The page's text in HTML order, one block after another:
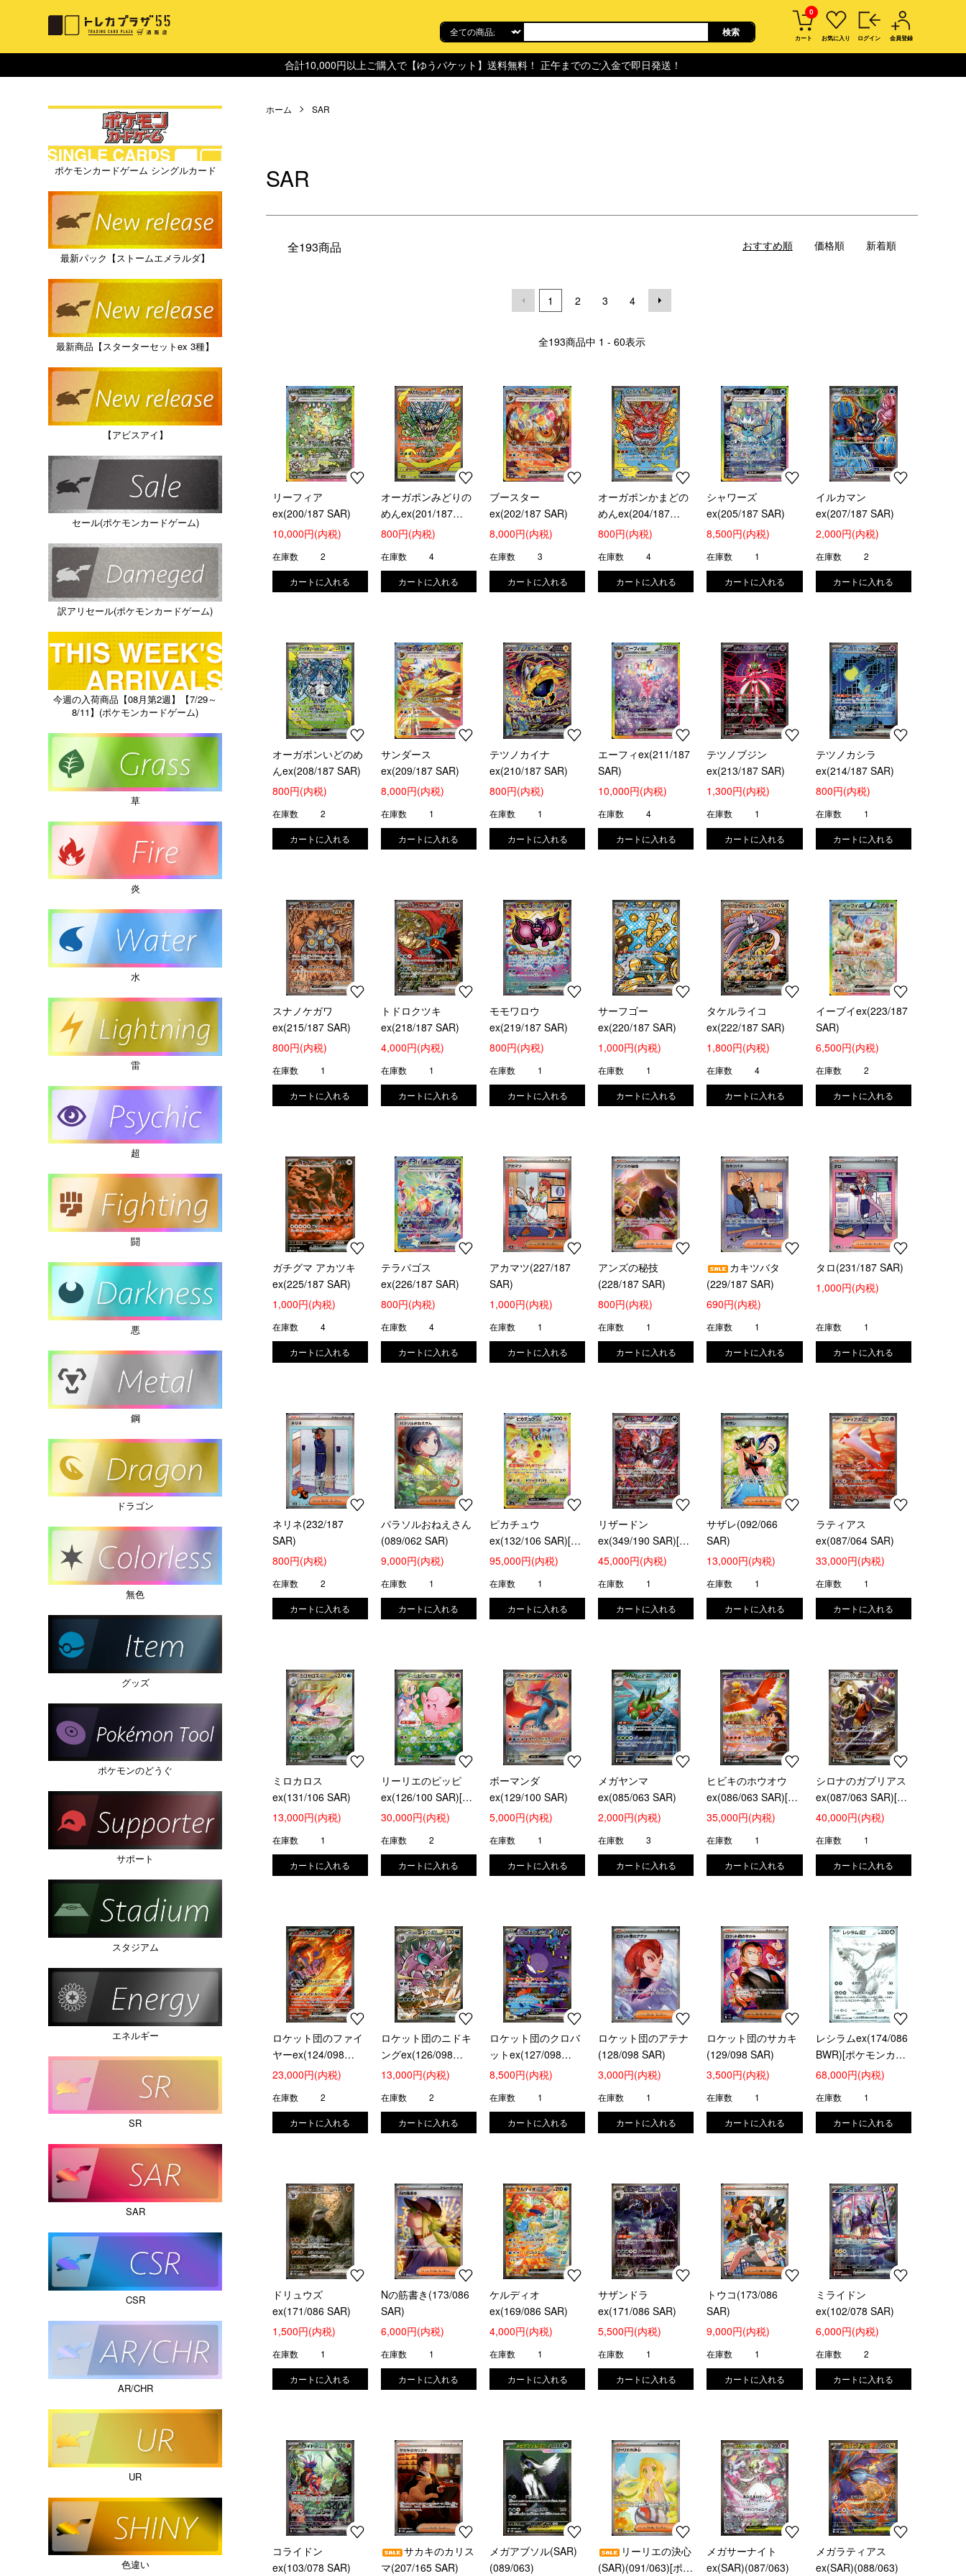
0
カート お気に入り ログイン 会員登録
合計10,000円以上ご購入で【ゆうパケット】送料無料！ 正午までのご入金で即日発送！
ホーム SAR
SAR
全193商品 おすすめ順 価格順 新着順
1 2 3 4
全193商品中 1 - 60表示
リーフィア
ex(200/187 SAR)
10,000円(内税)
在庫数 2
オーガポンみどりの
めんex(201/187
SAR)
800円(内税)
在庫数 4
ブースター
ex(202/187 SAR)
8,000円(内税)
在庫数 3
オーガポンかまどの
めんex(204/187
SAR)
800円(内税)
在庫数 4
シャワーズ
ex(205/187 SAR)
8,500円(内税)
在庫数 1
イルカマン
ex(207/187 SAR)
2,000円(内税)
在庫数 2
オーガポンいどのめ
んex(208/187 SAR)
800円(内税)
在庫数 2
サンダース
ex(209/187 SAR)
8,000円(内税)
在庫数 1
テツノカイナ
ex(210/187 SAR)
800円(内税)
在庫数 1
エーフィex(211/187
SAR)
10,000円(内税)
在庫数 4
テツノブジン
ex(213/187 SAR)
1,300円(内税)
在庫数 1
テツノカシラ
ex(214/187 SAR)
800円(内税)
在庫数 1
スナノケガワ
ex(215/187 SAR)
800円(内税)
在庫数 1
トドロクツキ
ex(218/187 SAR)
4,000円(内税)
在庫数 1
モモワロウ
ex(219/187 SAR)
800円(内税)
在庫数 1
サーフゴー
ex(220/187 SAR)
1,000円(内税)
在庫数 1
タケルライコ
ex(222/187 SAR)
1,800円(内税)
在庫数 4
イーブイex(223/187
SAR)
6,500円(内税)
在庫数 2
ガチグマ アカツキ
ex(225/187 SAR)
1,000円(内税)
在庫数 4
テラパゴス
ex(226/187 SAR)
800円(内税)
在庫数 4
アカマツ(227/187
SAR)
1,000円(内税)
在庫数 1
アンズの秘技
(228/187 SAR)
800円(内税)
在庫数 1
カキツバタ
(229/187 SAR)
690円(内税)
在庫数 1
タロ(231/187 SAR)
1,000円(内税)
在庫数 1
ネリネ(232/187
SAR)
800円(内税)
在庫数 2
パラソルおねえさん
(089/062 SAR)
9,000円(内税)
在庫数 1
ピカチュウ
ex(132/106 SAR)[ポ
ケモンカードゲーム]
95,000円(内税)
在庫数 1
リザードン
ex(349/190 SAR)[ポ
ケモンカードゲーム]
45,000円(内税)
在庫数 1
サザレ(092/066
SAR)
13,000円(内税)
在庫数 1
ラティアス
ex(087/064 SAR)
33,000円(内税)
在庫数 1
ミロカロス
ex(131/106 SAR)
13,000円(内税)
在庫数 1
リーリエのピッピ
ex(126/100 SAR)[ポ
ケモンカードゲーム]
30,000円(内税)
在庫数 2
ボーマンダ
ex(129/100 SAR)
5,000円(内税)
在庫数 1
メガヤンマ
ex(085/063 SAR)
2,000円(内税)
在庫数 3
ヒビキのホウオウ
ex(086/063 SAR)[ポ
ケモンカードゲーム]
35,000円(内税)
在庫数 1
シロナのガブリアス
ex(087/063 SAR)[ポ
ケモンカードゲーム]
40,000円(内税)
在庫数 1
ロケット団のファイ
ヤーex(124/098
SAR)
23,000円(内税)
在庫数 2
ロケット団のニドキ
ングex(126/098
SAR)
13,000円(内税)
在庫数 2
ロケット団のクロバ
ットex(127/098
SAR)
8,500円(内税)
在庫数 1
ロケット団のアテナ
(128/098 SAR)
3,000円(内税)
在庫数 1
ロケット団のサカキ
(129/098 SAR)
3,500円(内税)
在庫数 1
レシラムex(174/086
BWR)[ポケモンカー
ドゲーム]
68,000円(内税)
在庫数 1
ドリュウズ
ex(171/086 SAR)
1,500円(内税)
在庫数 1
Nの筋書き(173/086
SAR)
6,000円(内税)
在庫数 1
ケルディオ
ex(169/086 SAR)
4,000円(内税)
在庫数 1
サザンドラ
ex(171/086 SAR)
5,500円(内税)
在庫数 1
トウコ(173/086
SAR)
9,000円(内税)
在庫数 1
ミライドン
ex(102/078 SAR)
6,000円(内税)
在庫数 2
コライドン
ex(103/078 SAR)
サカキのカリス
マ(207/165 SAR)
メガアブソル(SAR)
(089/063)
リーリエの決心
(SAR)(091/063)[ポケ
メガサーナイト
ex(SAR)(087/063)
メガラティアス
ex(SAR)(088/063)
ポケモンカードゲーム シングルカード
最新パック【ストームエメラルダ】
最新商品【スターターセットex 3種】
【アビスアイ】
セール(ポケモンカードゲーム)
訳アリセール(ポケモンカードゲーム)
今週の入荷商品【08月第2週】【7/29～
8/11】(ポケモンカードゲーム)
草
炎
水
雷
超
闘
悪
鋼
ドラゴン
無色
グッズ
ポケモンのどうぐ
サポート
スタジアム
エネルギー
SR
SAR
CSR
AR/CHR
UR
色違い